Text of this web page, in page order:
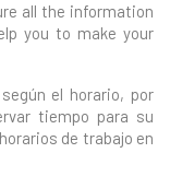
all the information
you to make your
el horario, por
tiempo para su
de trabajo en